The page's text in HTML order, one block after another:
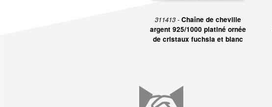
311413 - Chaîne de cheville
argent 925/1000 platiné ornée
de cristaux fuchsia et blanc